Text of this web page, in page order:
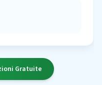
Gratuite